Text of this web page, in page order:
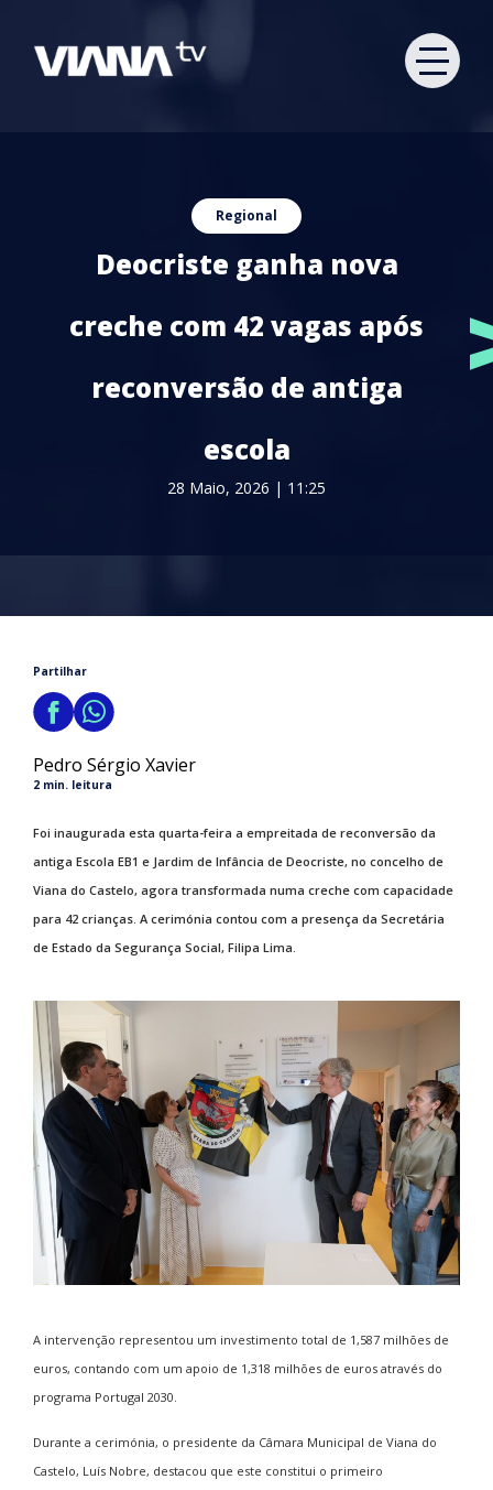
Regional
Deocriste ganha nova
creche com 42 vagas após
reconversão de antiga
escola
28 Maio, 2026 | 11:25
Partilhar
Pedro Sérgio Xavier
2 min. leitura
Foi inaugurada esta quarta-feira a empreitada de reconversão da
antiga Escola EB1 e Jardim de Infância de Deocriste, no concelho de
Viana do Castelo, agora transformada numa creche com capacidade
para 42 crianças. A cerimónia contou com a presença da Secretária
de Estado da Segurança Social, Filipa Lima.
A intervenção representou um investimento total de 1,587 milhões de
euros, contando com um apoio de 1,318 milhões de euros através do
programa Portugal 2030.
Durante a cerimónia, o presidente da Câmara Municipal de Viana do
Castelo, Luís Nobre, destacou que este constitui o primeiro